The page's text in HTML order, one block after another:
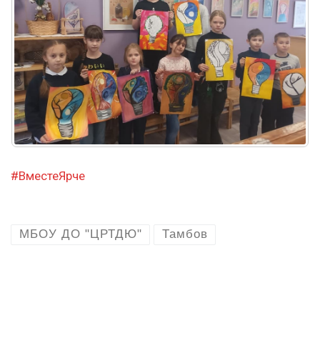
#ВместеЯрче
МБОУ ДО "ЦРТДЮ" Тамбов